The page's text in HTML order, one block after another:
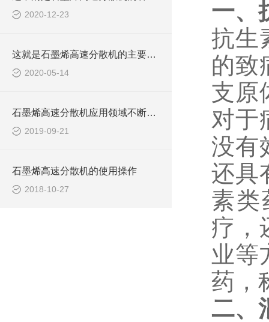
2020-12-23
这就是石墨烯高速分散机的主要性能！
2020-05-14
石墨烯高速分散机应用领域不断扩大
2019-09-21
石墨烯高速分散机的使用操作
2018-10-27
一、
抗生
的致
支原
对于
没有
还具
素类
疗，
业等
药，
二、